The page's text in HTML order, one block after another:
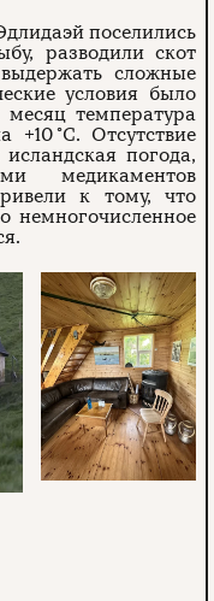
поселились
разводили скот
сложные
условия было
температура
°C. Отсутствие
погода,
медикаментов
к тому, что
немногочисленное